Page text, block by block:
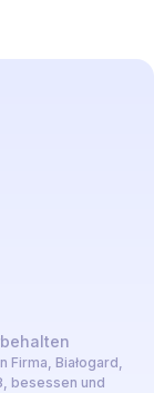
Firma, Białogard,
besessen und